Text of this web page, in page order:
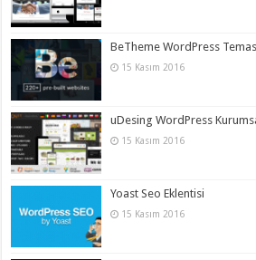
BeTheme WordPress
15 Kasım 2016
uDesing WordPress
15 Kasım 2016
Yoast Seo Eklentisi
15 Kasım 2016